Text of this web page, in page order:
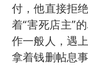
付，他直接拒
着“害死店主”
作一般人，遇
拿着钱删帖息